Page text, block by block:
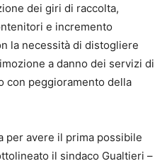
dei giri di raccolta,
e incremento
la necessità di distogliere
a danno dei servizi di
con peggioramento della
per avere il prima possibile
il sindaco Gualtieri –